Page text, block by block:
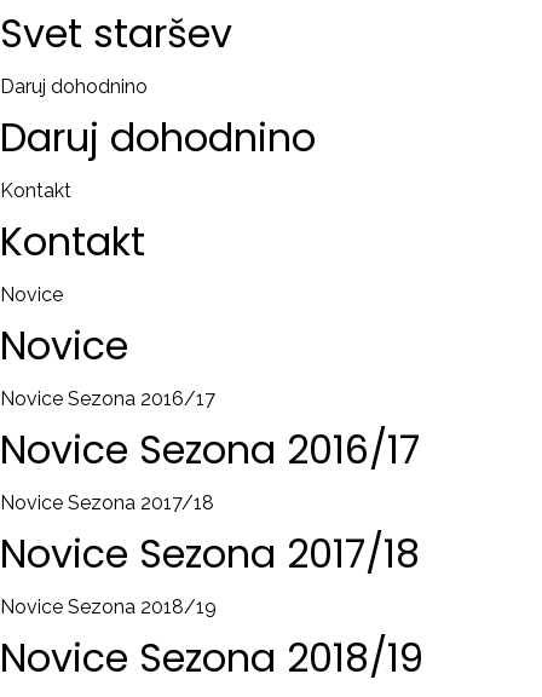
Svet staršev
Daruj dohodnino
Daruj dohodnino
Kontakt
Kontakt
Novice
Novice
Novice Sezona 2016/17
Novice Sezona 2016/17
Novice Sezona 2017/18
Novice Sezona 2017/18
Novice Sezona 2018/19
Novice Sezona 2018/19